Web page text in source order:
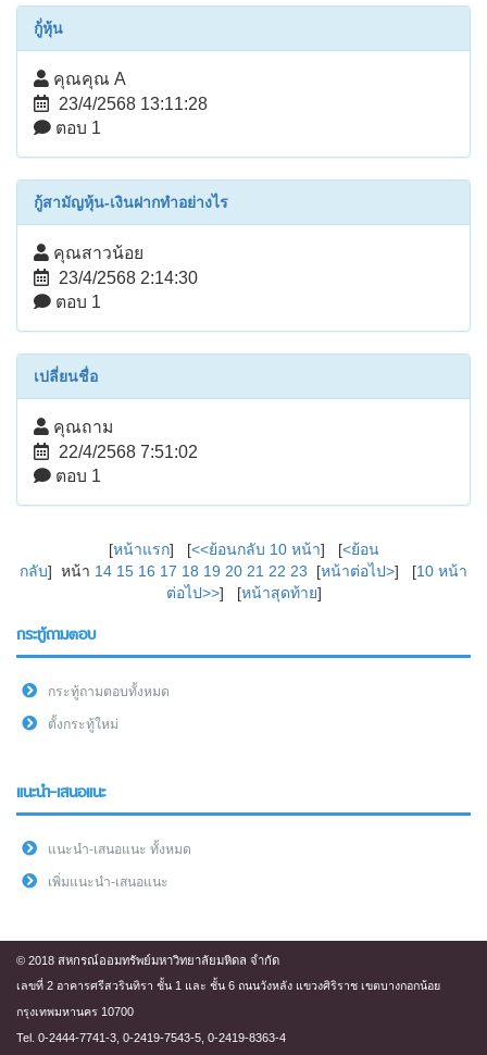
กู้่หุ้น
คุณคุณ A
23/4/2568 13:11:28
ตอบ 1
กู้สามัญหุ้น-เงินฝากทำอย่างไร
คุณสาวน้อย
23/4/2568 2:14:30
ตอบ 1
เปลี่ยนชื่อ
คุณถาม
22/4/2568 7:51:02
ตอบ 1
[หน้าแรก] [<<ย้อนกลับ 10 หน้า] [<ย้อน
กลับ] หน้า 14 15 16 17 18 19 20 21 22 23 [หน้าต่อไป>] [10 หน้า
ต่อไป>>] [หน้าสุดท้าย]
กระทู้ถามตอบ
กระทู้ถามตอบทั้งหมด
ตั้งกระทู้ใหม่
แนะนำ-เสนอแนะ
แนะนำ-เสนอแนะ ทั้งหมด
เพิ่มแนะนำ-เสนอแนะ
© 2018 สหกรณ์ออมทรัพย์มหาวิทยาลัยมหิดล จำกัด
เลขที่ 2 อาคารศรีสวรินทิรา ชั้น 1 และ ชั้น 6 ถนนวังหลัง แขวงศิริราช เขตบางกอกน้อย
กรุงเทพมหานคร 10700
Tel. 0-2444-7741-3, 0-2419-7543-5, 0-2419-8363-4